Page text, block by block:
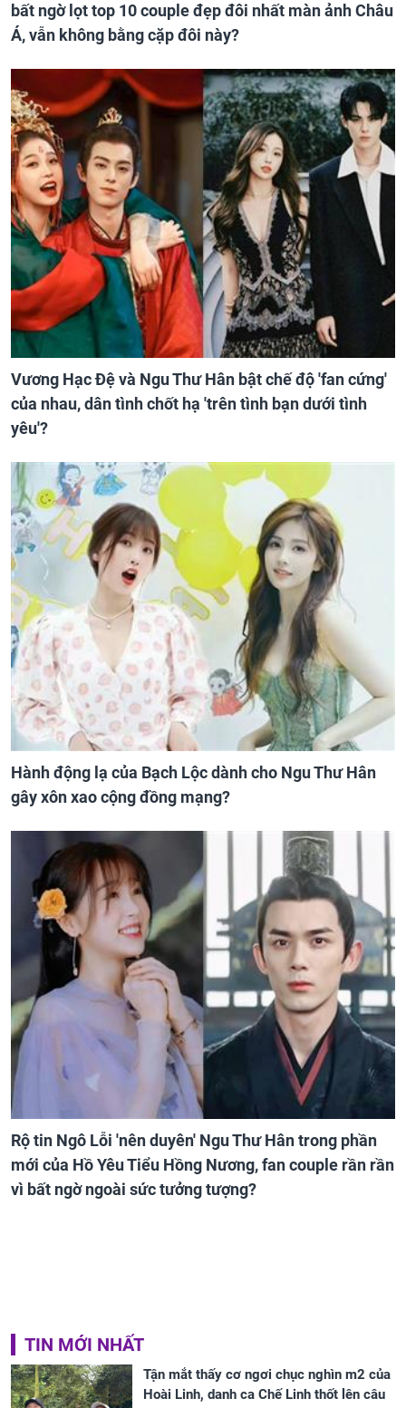
bất ngờ lọt top 10 couple đẹp đôi nhất màn ảnh Châu
Á, vẫn không bằng cặp đôi này?
Vương Hạc Đệ và Ngu Thư Hân bật chế độ 'fan cứng'
của nhau, dân tình chốt hạ 'trên tình bạn dưới tình
yêu'?
Hành động lạ của Bạch Lộc dành cho Ngu Thư Hân
gây xôn xao cộng đồng mạng?
Rộ tin Ngô Lỗi 'nên duyên' Ngu Thư Hân trong phần
mới của Hồ Yêu Tiểu Hồng Nương, fan couple rần rần
vì bất ngờ ngoài sức tưởng tượng?
TIN MỚI NHẤT
Tận mắt thấy cơ ngơi chục nghìn m2 của
Hoài Linh, danh ca Chế Linh thốt lên câu